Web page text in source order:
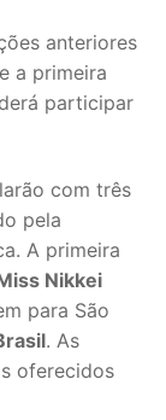
anteriores
a primeira
participar
com três
pela
A primeira
Nikkei
para São
. As
oferecidos